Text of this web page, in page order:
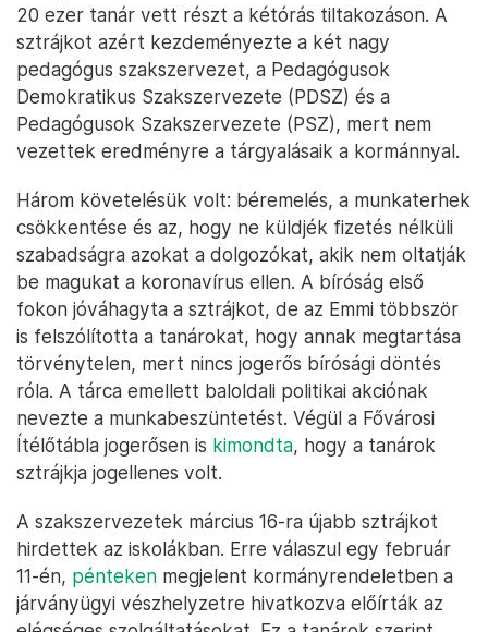
20 ezer tanár vett részt a kétórás tiltakozáson. A
sztrájkot azért kezdeményezte a két nagy
pedagógus szakszervezet, a Pedagógusok
Demokratikus Szakszervezete (PDSZ) és a
Pedagógusok Szakszervezete (PSZ), mert nem
vezettek eredményre a tárgyalásaik a kormánnyal.
Három követelésük volt: béremelés, a munkaterhek
csökkentése és az, hogy ne küldjék fizetés nélküli
szabadságra azokat a dolgozókat, akik nem oltatják
be magukat a koronavírus ellen. A bíróság első
fokon jóváhagyta a sztrájkot, de az Emmi többször
is felszólította a tanárokat, hogy annak megtartása
törvénytelen, mert nincs jogerős bírósági döntés
róla. A tárca emellett baloldali politikai akciónak
nevezte a munkabeszüntetést. Végül a Fővárosi
Ítélőtábla jogerősen is kimondta, hogy a tanárok
sztrájkja jogellenes volt.
A szakszervezetek március 16-ra újabb sztrájkot
hirdettek az iskolákban. Erre válaszul egy február
11-én, pénteken megjelent kormányrendeletben a
járványügyi vészhelyzetre hivatkozva előírták az